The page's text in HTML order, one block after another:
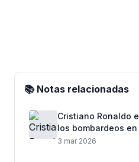
📚 Notas relacionadas
Cristiano Ronaldo
los bombardeos
3 mar 2026